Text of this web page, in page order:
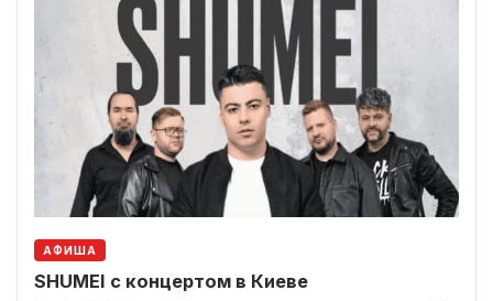
АФИША
SHUMEI с концертом в Киеве